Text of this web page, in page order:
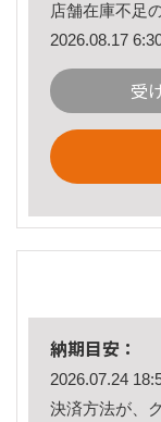
店舗在庫不足
2026.08.17
受
納期目安：
2026.07.24
決済方法が、